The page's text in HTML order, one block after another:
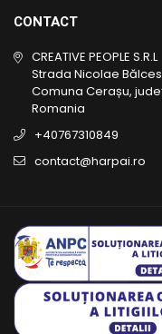
CONTACT
CREATIVE PEOPLE S.R.L
Strada Nicolae
Comuna Cerașu,
Romania
+40767310849
contact@harpai.ro